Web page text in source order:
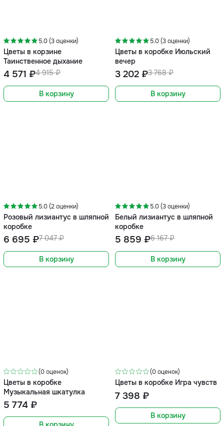
5.0 (3 оценки)
Цветы в корзине
Таинственное дыхание
4 915 ₽
4 571 ₽
В корзину
5.0 (3 оценки)
Цветы в коробке Июльский
вечер
3 768 ₽
3 202 ₽
В корзину
5.0 (2 оценки)
Розовый лизиантус в шляпной
коробке
7 047 ₽
6 695 ₽
В корзину
5.0 (3 оценки)
Белый лизиантус в шляпной
коробке
6 167 ₽
5 859 ₽
В корзину
(0 оценок)
Цветы в коробке
Музыкальная шкатулка
5 774 ₽
(0 оценок)
Цветы в коробке Игра чувств
7 398 ₽
В корзину